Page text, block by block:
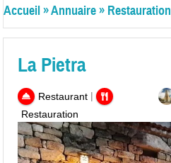
Accueil»Annuaire» Restauration
La Pietra
Restaurant|
Restauration